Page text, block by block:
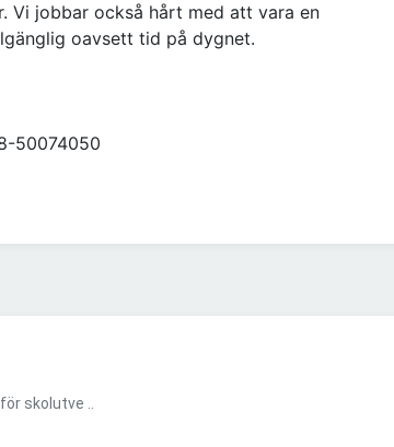
Vi jobbar också hårt med att vara en
oavsett tid på dygnet.
50074050
skolutve ..